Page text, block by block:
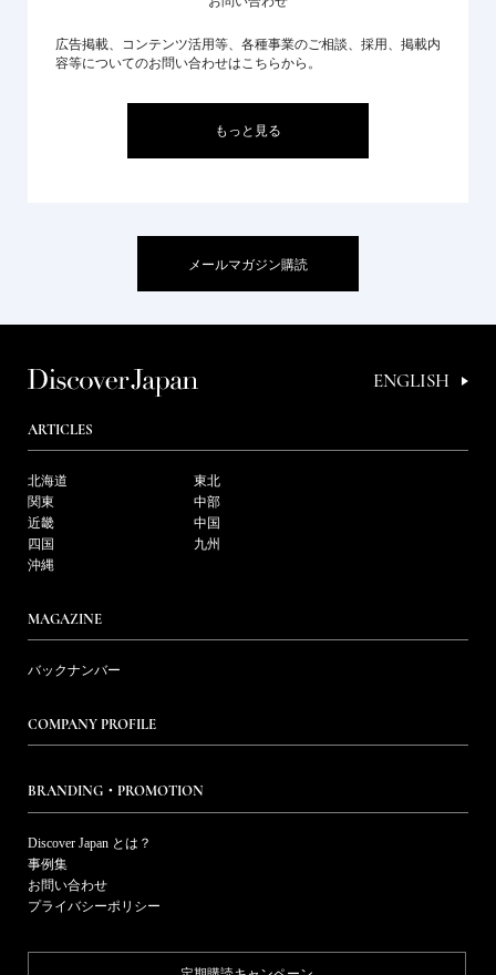
広告掲載、コンテンツ活用等、各種事業のご相談、採用、掲載内
容等についてのお問い合わせはこちらから。
もっと見る
メールマガジン購読
ENGLISH
ARTICLES
北海道
東北
関東
中部
近畿
中国
四国
九州
沖縄
MAGAZINE
バックナンバー
COMPANY PROFILE
BRANDING・PROMOTION
Discover Japan とは？
事例集
お問い合わせ
プライバシーポリシー